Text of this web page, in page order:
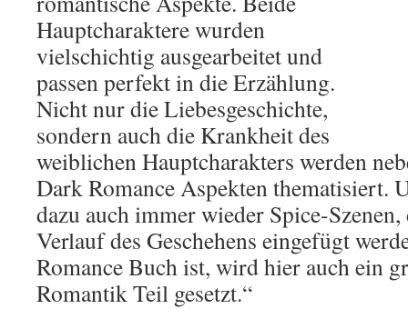
Hauptcharaktere wurden
vielschichtig ausgearbeitet und
passen perfekt in die Erzählung.
Nicht nur die Liebesgeschichte,
sondern auch die Krankheit des
weiblichen Hauptcharakters werden
Dark Romance Aspekten thematisiert.
dazu auch immer wieder Spice-
Verlauf des Geschehens eingefügt
Romance Buch ist, wird hier auch ein
Romantik Teil gesetzt.“